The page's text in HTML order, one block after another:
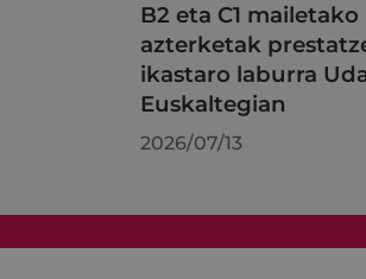
B2 eta C1 mailetako
azterketak
ikastaro laburra
Euskaltegian
2026/07/13